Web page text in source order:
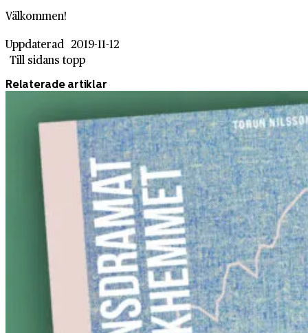
Välkommen!
Uppdaterad 2019-11-12
Till sidans topp
Relaterade artiklar